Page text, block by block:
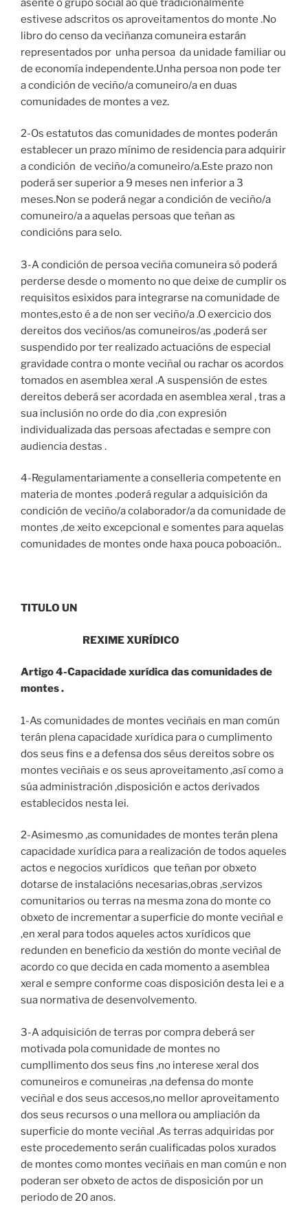
asenté o grupo social ao que tradicionalmente
estivese adscritos os aproveitamentos do monte .No
libro do censo da veciñanza comuneira estarán
representados por unha persoa da unidade familiar ou
de economía independente.Unha persoa non pode ter
a condición de veciño/a comuneiro/a en duas
comunidades de montes a vez.
2-Os estatutos das comunidades de montes poderán
establecer un prazo mínimo de residencia para adquirir
a condición de veciño/a comuneiro/a.Este prazo non
poderá ser superior a 9 meses nen inferior a 3
meses.Non se poderá negar a condición de veciño/a
comuneiro/a a aquelas persoas que teñan as
condicións para selo.
3-A condición de persoa veciña comuneira só poderá
perderse desde o momento no que deixe de cumplir os
requisitos esixidos para integrarse na comunidade de
montes,esto é a de non ser veciño/a .O exercicio dos
dereitos dos veciños/as comuneiros/as ,poderá ser
suspendido por ter realizado actuacións de especial
gravidade contra o monte veciñal ou rachar os acordos
tomados en asemblea xeral .A suspensión de estes
dereitos deberá ser acordada en asemblea xeral , tras a
sua inclusión no orde do dia ,con expresión
individualizada das persoas afectadas e sempre con
audiencia destas .
4-Regulamentariamente a conselleria competente en
materia de montes .poderá regular a adquisición da
condición de veciño/a colaborador/a da comunidade de
montes ,de xeito excepcional e somentes para aquelas
comunidades de montes onde haxa pouca poboación..
TITULO UN
REXIME XURÍDICO
Artigo 4-Capacidade xurídica das comunidades de
montes .
1-As comunidades de montes veciñais en man común
terán plena capacidade xurídica para o cumplimento
dos seus fins e a defensa dos séus dereitos sobre os
montes veciñais e os seus aproveitamento ,así como a
súa administración ,disposición e actos derivados
establecidos nesta lei.
2-Asimesmo ,as comunidades de montes terán plena
capacidade xurídica para a realización de todos aqueles
actos e negocios xurídicos que teñan por obxeto
dotarse de instalacións necesarias,obras ,servizos
comunitarios ou terras na mesma zona do monte co
obxeto de incrementar a superficie do monte veciñal e
,en xeral para todos aqueles actos xurídicos que
redunden en beneficio da xestión do monte veciñal de
acordo co que decida en cada momento a asemblea
xeral e sempre conforme coas disposición desta lei e a
sua normativa de desenvolvemento.
3-A adquisición de terras por compra deberá ser
motivada pola comunidade de montes no
cumpllimento dos seus fins ,no interese xeral dos
comuneiros e comuneiras ,na defensa do monte
veciñal e dos seus accesos,no mellor aproveitamento
dos seus recursos o una mellora ou ampliación da
superficie do monte veciñal .As terras adquiridas por
este procedemento serán cualificadas polos xurados
de montes como montes veciñais en man común e non
poderan ser obxeto de actos de disposición por un
periodo de 20 anos.